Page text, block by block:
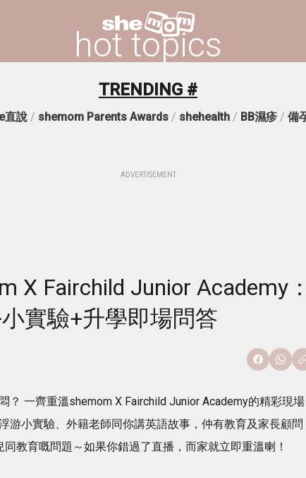
hot topics
TRENDING #
直說 / shemom Parents Awards / shehealth / BB濕疹 / 備
ADVERTISEMENT
X Fairchild Junior Academy
實驗+升學即場問答
？ 一齊重溫shemom X Fairchild Junior Academy的精彩現場
游小實驗、外籍老師同你講英語故事，仲有教育及家長顧問
教育嘅問題～如果你錯過了直播，而家就立即重溫喇！